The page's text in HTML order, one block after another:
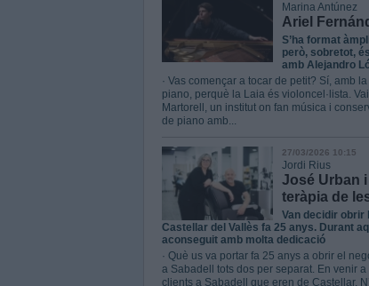
Marina Antúnez
Ariel
S’ha format
però, sobretot,
amb Alejandro
· Vas començar a tocar de petit? Sí, amb
piano, perquè la Laia és violoncel·lista.
Martorell, un institut on fan música i
de piano amb...
27/03/2026 10:15
Jordi Rius
José Urban
teràpia de
Van decidir obrir
Castellar del Vallès fa 25 anys. Durant
aconseguit amb molta dedicació
· Què us va portar fa 25 anys a obrir el
a Sabadell tots dos per separat. En venir
clients a Sabadell que eren de Castellar.